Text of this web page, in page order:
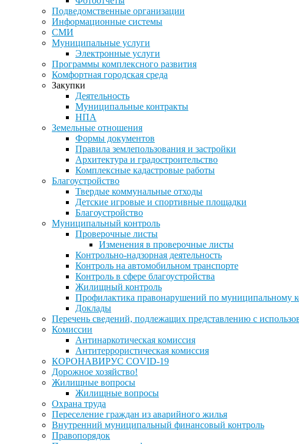
Подведомственные организации
Информационные системы
СМИ
Муниципальные услуги
Электронные услуги
Программы комплексного развития
Комфортная городская среда
Закупки
Деятельность
Муниципальные контракты
НПА
Земельные отношения
Формы документов
Правила землепользования и застройки
Архитектура и градостроительство
Комплексные кадастровые работы
Благоустройство
Твердые коммунальные отходы
Детские игровые и спортивные площадки
Благоустройство
Муниципальный контроль
Проверочные листы
Изменения в проверочные листы
Контрольно-надзорная деятельность
Контроль на автомобильном транспорте
Контроль в сфере благоустройства
Жилищный контроль
Профилактика правонарушений по муниципальному
Доклады
Перечень сведений, подлежащих представлению с
Комиссии
Антинаркотическая комиссия
Антитеррористическая комиссия
КОРОНАВИРУС COVID-19
Дорожное хозяйство!
Жилищные вопросы
Жилищные вопросы
Охрана труда
Переселение граждан из аварийного жилья
Внутренний муниципальный финансовый контроль
Правопорядок